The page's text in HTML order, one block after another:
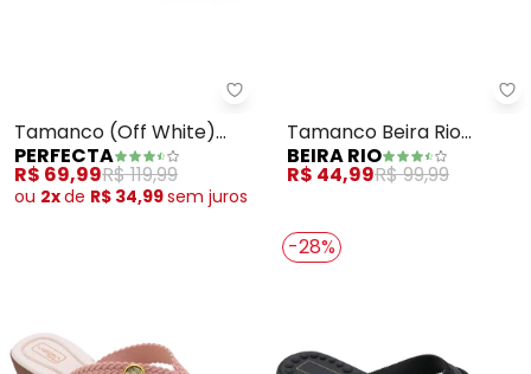
Perfecta - Tamanco (Off
Tamanco (Off White)
com Detalhe de Fivela
Dourada
PERFECTA
R$ 69,99R$ 119,99
ou 2xde R$ 34,99sem juros
Tamanco Beira Rio
(Nude)
BEIRA RIO
R$ 44,99R$ 99,99
-28%